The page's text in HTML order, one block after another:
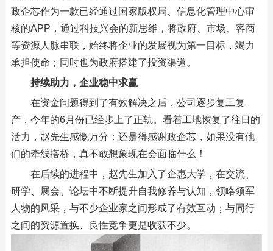
政企芯作为一款已经通过国家版权局、信息化管理中心审
核的APP，通过科技兴会的新思维，将政府、市场、客商
等资源人脉串联，始终将企业的发展视为第一目标，竭力
承担使命；同时也为政府搭建了投资渠道。
持续助力，企业稳中求赢
在资金问题得到了有效解决之后，公司逐步复工复
产，今年的6月份已经步上了正轨。看着工地恢复了往日的
活力，赵先生感慨万分：还是得感谢政企芯，如果没有他
们的牵线搭桥，真不敢想象现在会面临什么！
在后续的进程中，赵先生加入了企惠大学，在交流、
研学、展会、论坛中不断提升自我修养与认知，领略领军
人物的风采，与不少企业家之间形成了有效互动；与同行
之间的资源置换、良性竞争更是收获不少。